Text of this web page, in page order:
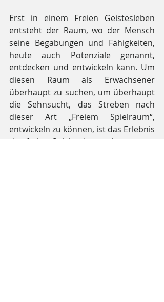
Erst in einem Freien Geistesleben
entsteht der Raum, wo der Mensch
seine Begabungen und Fähigkeiten,
heute auch Potenziale genannt,
entdecken und entwickeln kann. Um
diesen Raum als Erwachsener
überhaupt zu suchen, um überhaupt
die Sehnsucht, das Streben nach
dieser Art „Freiem Spielraum“,
entwickeln zu können, ist das Erlebnis
des freien Spiels, das noch ganz aus